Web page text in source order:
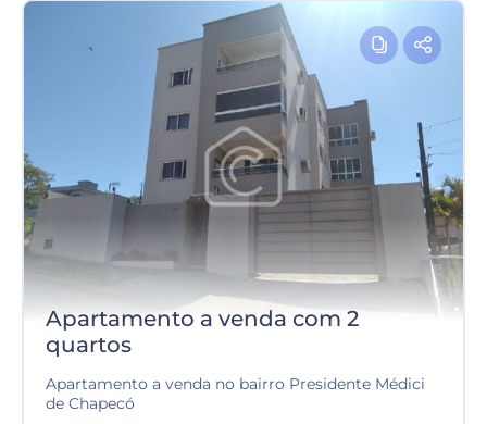
Apartamento a venda com 2
quartos
Apartamento a venda no bairro Presidente Médici
de Chapecó